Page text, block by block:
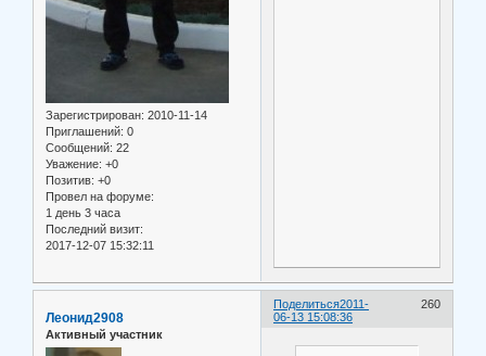
Зарегистрирован: 2010-11-14
Приглашений: 0
Сообщений: 22
Уважение: +0
Позитив: +0
Провел на форуме:
1 день 3 часа
Последний визит:
2017-12-07 15:32:11
Поделиться 260
2011-
06-13 15:08:36
Леонид2908
Активный участник